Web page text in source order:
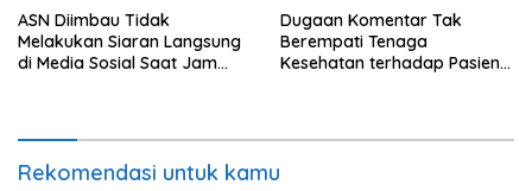
ASN Diimbau Tidak
Melakukan Siaran Langsung
di Media Sosial Saat Jam
Dugaan Komentar Tak
Berempati Tenaga
Kesehatan terhadap Pasien
Rekomendasi untuk kamu